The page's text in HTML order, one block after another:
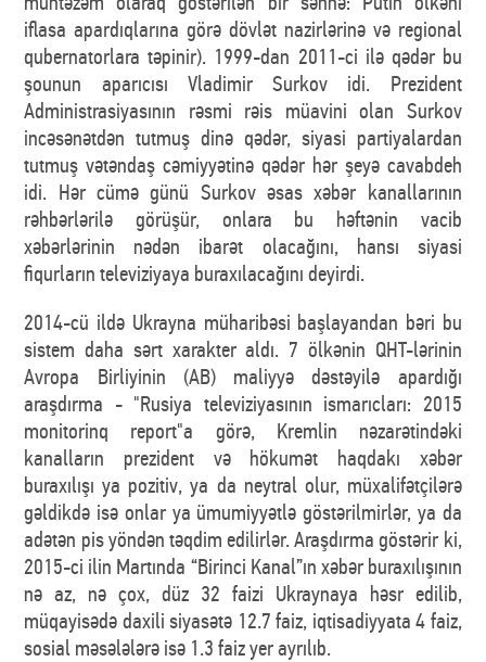
iflasa apardıqlarına görə dövlət nazirlərinə və regional
qubernatorlara təpinir). 1999-dan 2011-ci ilə qədər bu
şounun aparıcısı Vladimir Surkov idi. Prezident
Administrasiyasının rəsmi rəis müavini olan Surkov
incəsənətdən tutmuş dinə qədər, siyasi partiyalardan
tutmuş vətəndaş cəmiyyətinə qədər hər şeyə cavabdeh
idi. Hər cümə günü Surkov əsas xəbər kanallarının
rəhbərlərilə görüşür, onlara bu həftənin vacib
xəbərlərinin nədən ibarət olacağını, hansı siyasi
fiqurların televiziyaya buraxılacağını deyirdi.
2014-cü ildə Ukrayna müharibəsi başlayandan bəri bu
sistem daha sərt xarakter aldı. 7 ölkənin QHT-lərinin
Avropa Birliyinin (AB) maliyyə dəstəyilə apardığı
araşdırma - "Rusiya televiziyasının ismarıcları: 2015
monitorinq report"a görə, Kremlin nəzarətindəki
kanalların prezident və hökumət haqdakı xəbər
buraxılışı ya pozitiv, ya da neytral olur, müxalifətçilərə
gəldikdə isə onlar ya ümumiyyətlə göstərilmirlər, ya da
adətən pis yöndən təqdim edilirlər. Araşdırma göstərir ki,
2015-ci ilin Martında “Birinci Kanal”ın xəbər buraxılışının
nə az, nə çox, düz 32 faizi Ukraynaya həsr edilib,
müqayisədə daxili siyasətə 12.7 faiz, iqtisadiyyata 4 faiz,
sosial məsələlərə isə 1.3 faiz yer ayrılıb.